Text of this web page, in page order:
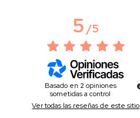
5/5
Basado en 2 opiniones
sometidas a control
Ver todas las reseñas de este sitio